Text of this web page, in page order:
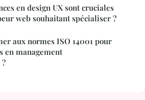
en design UX sont cruciales
web souhaitant spécialiser ?
aux normes ISO 14001 pour
en management